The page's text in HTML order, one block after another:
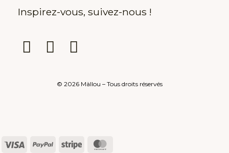
Inspirez-vous, suivez-nous !
© 2026 Mällou – Tous droits réservés
Visa PayPalStripe